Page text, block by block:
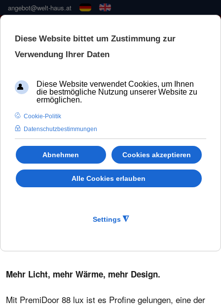
angebot@welt-haus.at
🚀 NEUE KONFIGURATOR –
SCHNELLER UND BESSER
Hebeschiebetüren
Premi-door 88 Lux
Mehr Licht, mehr Wärme, mehr Design.
Mit PremiDoor 88 lux ist es Profine gelungen, eine der